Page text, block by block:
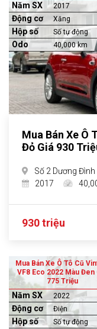
Năm SX 2017
Động cơ Xăng
Hộp số Số tự động
Odo 40,000 km
Mua Bán Xe Ô
Đỏ Giá 930
Số 2 Dương Đình
2017
930 triệu
Mua Bán Xe Ô Tô Cũ
VF8 Eco 2022 Màu Đen
775 Triệu
Năm SX 2022
Động cơ Điện
Hộp số Số tự động